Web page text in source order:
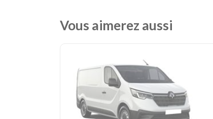
Vous aimerez aussi